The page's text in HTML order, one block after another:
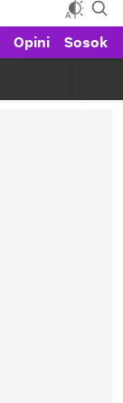
Opini Sosok